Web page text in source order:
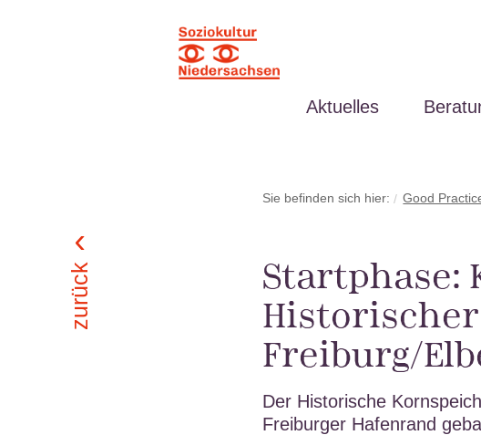
Aktuelles
Sie befinden sich hier: Good
Startphase:
Freiburg/
Der Historische
Freiburger Hafenrand
zurück